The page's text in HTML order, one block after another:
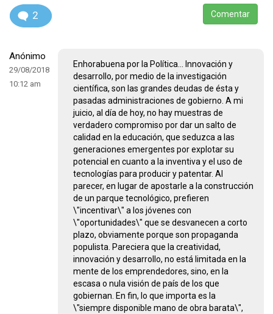
2 Comentar
Anónimo
29/08/2018
10:12 am
Enhorabuena por la Política... Innovación y
desarrollo, por medio de la investigación
científica, son las grandes deudas de ésta y
pasadas administraciones de gobierno. A mi
juicio, al día de hoy, no hay muestras de
verdadero compromiso por dar un salto de
calidad en la educación, que seduzca a las
generaciones emergentes por explotar su
potencial en cuanto a la inventiva y el uso de
tecnologías para producir y patentar. Al
parecer, en lugar de apostarle a la construcción
de un parque tecnológico, prefieren
\"incentivar\" a los jóvenes con
\"oportunidades\" que se desvanecen a corto
plazo, obviamente porque son propaganda
populista. Pareciera que la creatividad,
innovación y desarrollo, no está limitada en la
mente de los emprendedores, sino, en la
escasa o nula visión de país de los que
gobiernan. En fin, lo que importa es la
\"siempre disponible mano de obra barata\",